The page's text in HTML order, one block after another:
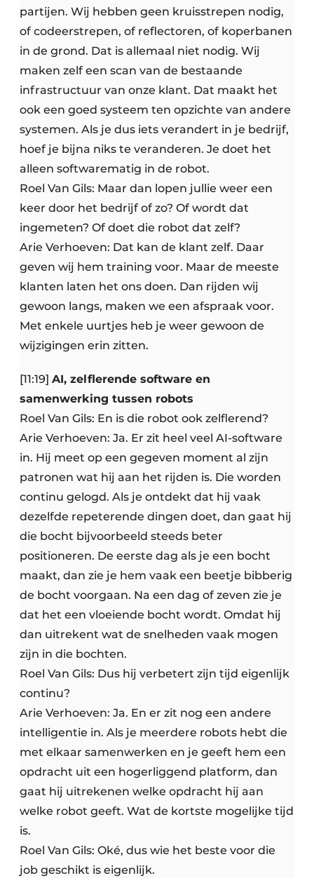
partijen. Wij hebben geen kruisstrepen nodig,
of codeerstrepen, of reflectoren, of koperbanen
in de grond. Dat is allemaal niet nodig. Wij
maken zelf een scan van de bestaande
infrastructuur van onze klant. Dat maakt het
ook een goed systeem ten opzichte van andere
systemen. Als je dus iets verandert in je bedrijf,
hoef je bijna niks te veranderen. Je doet het
alleen softwarematig in de robot.
Roel Van Gils: Maar dan lopen jullie weer een
keer door het bedrijf of zo? Of wordt dat
ingemeten? Of doet die robot dat zelf?
Arie Verhoeven: Dat kan de klant zelf. Daar
geven wij hem training voor. Maar de meeste
klanten laten het ons doen. Dan rijden wij
gewoon langs, maken we een afspraak voor.
Met enkele uurtjes heb je weer gewoon de
wijzigingen erin zitten.
[11:19] AI, zelflerende software en
samenwerking tussen robots
Roel Van Gils: En is die robot ook zelflerend?
Arie Verhoeven: Ja. Er zit heel veel AI-software
in. Hij meet op een gegeven moment al zijn
patronen wat hij aan het rijden is. Die worden
continu gelogd. Als je ontdekt dat hij vaak
dezelfde repeterende dingen doet, dan gaat hij
die bocht bijvoorbeeld steeds beter
positioneren. De eerste dag als je een bocht
maakt, dan zie je hem vaak een beetje bibberig
de bocht voorgaan. Na een dag of zeven zie je
dat het een vloeiende bocht wordt. Omdat hij
dan uitrekent wat de snelheden vaak mogen
zijn in die bochten.
Roel Van Gils: Dus hij verbetert zijn tijd eigenlijk
continu?
Arie Verhoeven: Ja. En er zit nog een andere
intelligentie in. Als je meerdere robots hebt die
met elkaar samenwerken en je geeft hem een
opdracht uit een hogerliggend platform, dan
gaat hij uitrekenen welke opdracht hij aan
welke robot geeft. Wat de kortste mogelijke tijd
is.
Roel Van Gils: Oké, dus wie het beste voor die
job geschikt is eigenlijk.